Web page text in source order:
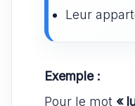
Leur
Exemple :
Pour le mot «